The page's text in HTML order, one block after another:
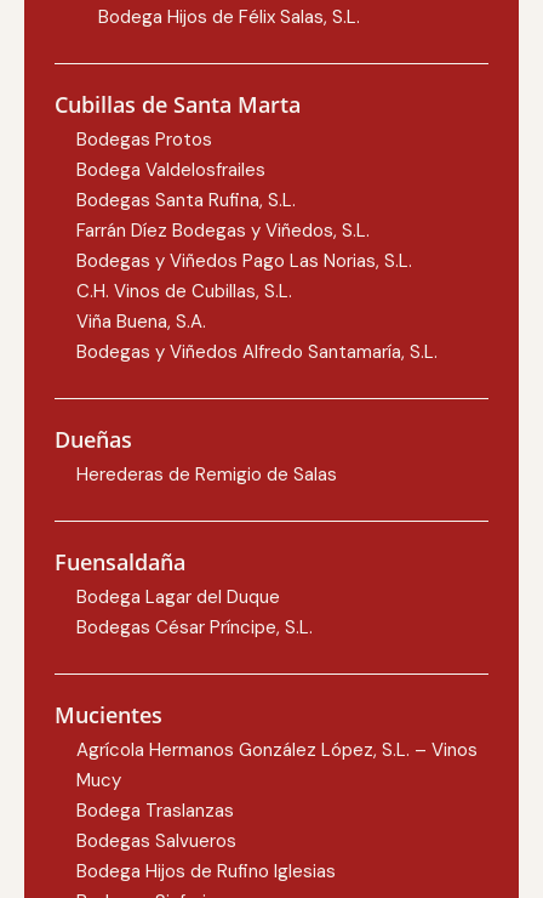
Bodega Hijos de Félix Salas, S.L.
Cubillas de Santa Marta
Bodegas Protos
Bodega Valdelosfrailes
Bodegas Santa Rufina, S.L.
Farrán Díez Bodegas y Viñedos, S.L.
Bodegas y Viñedos Pago Las Norias, S.L.
C.H. Vinos de Cubillas, S.L.
Viña Buena, S.A.
Bodegas y Viñedos Alfredo Santamaría, S.L.
Dueñas
Herederas de Remigio de Salas
Fuensaldaña
Bodega Lagar del Duque
Bodegas César Príncipe, S.L.
Mucientes
Agrícola Hermanos González López, S.L. – Vinos
Mucy
Bodega Traslanzas
Bodegas Salvueros
Bodega Hijos de Rufino Iglesias